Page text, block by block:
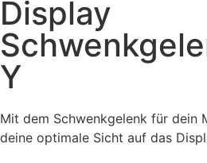
Display
Y
Mit dem Schwenkgelenk für dein
deine optimale Sicht auf das